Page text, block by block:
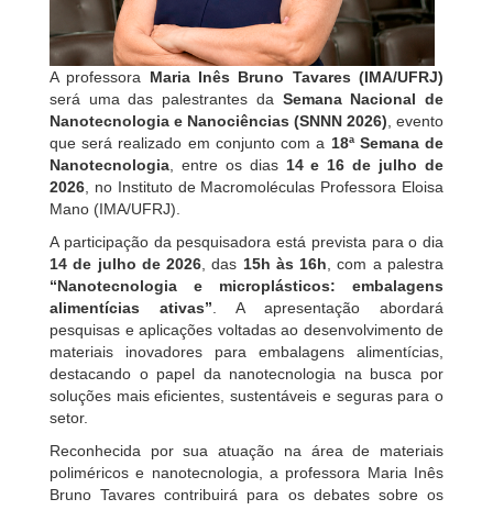
A professora Maria Inês Bruno Tavares (IMA/UFRJ)
será uma das palestrantes da Semana Nacional de
Nanotecnologia e Nanociências (SNNN 2026) , evento
que será realizado em conjunto com a 18ª Semana de
Nanotecnologia , entre os dias 14 e 16 de julho de
2026 , no Instituto de Macromoléculas Professora Eloisa
Mano (IMA/UFRJ).
A participação da pesquisadora está prevista para o dia
14 de julho de 2026 , das 15h às 16h , com a palestra
“Nanotecnologia e microplásticos: embalagens
alimentícias ativas” . A apresentação abordará
pesquisas e aplicações voltadas ao desenvolvimento de
materiais inovadores para embalagens alimentícias,
destacando o papel da nanotecnologia na busca por
soluções mais eficientes, sustentáveis e seguras para o
setor.
Reconhecida por sua atuação na área de materiais
poliméricos e nanotecnologia, a professora Maria Inês
Bruno Tavares contribuirá para os debates sobre os